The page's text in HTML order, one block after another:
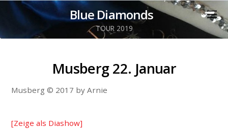
Blue Diamonds
TOUR 2019
Musberg 22. Januar
Musberg © 2017 by Arnie
[Zeige als Diashow]